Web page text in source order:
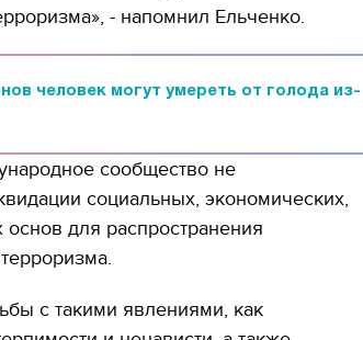
- напомнил Ельченко.
человек могут умереть от голода из-
сообщество не
социальных, экономических,
для распространения
с такими явлениями, как